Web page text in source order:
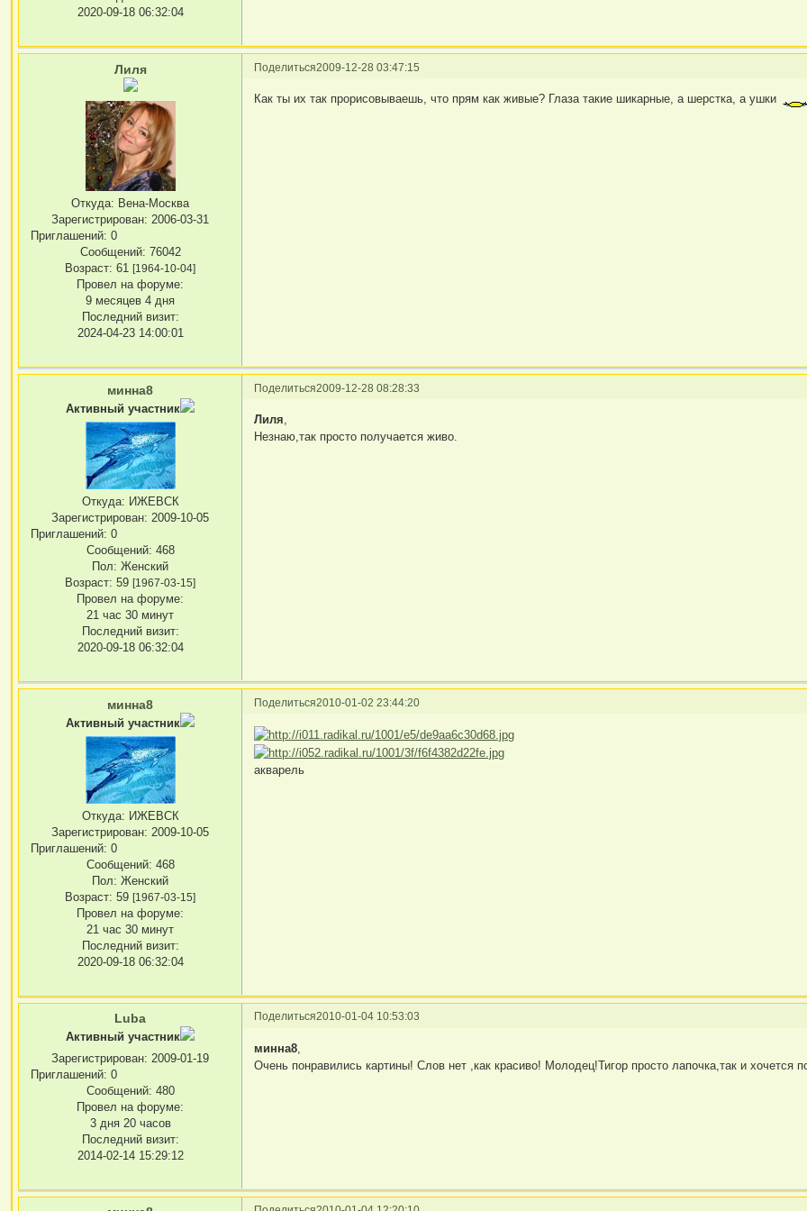
2020-09-18 06:32:04
Поделиться2009-12-28 03:47:15
Лиля
Откуда: Вена-Москва
Зарегистрирован: 2006-03-31
Приглашений: 0
Сообщений: 76042
Возраст: 61[1964-10-04]
Провел на форуме:
9 месяцев 4 дня
Последний визит:
2024-04-23 14:00:01
Как ты их так прорисовываешь, что прям как живые? Глаза такие шикарные, а шерстка, а ушки
Поделиться2009-12-28 08:28:33
минна8
Активный участник
Откуда: ИЖЕВСК
Зарегистрирован: 2009-10-05
Приглашений: 0
Сообщений: 468
Пол: Женский
Возраст: 59[1967-03-15]
Провел на форуме:
21 час 30 минут
Последний визит:
2020-09-18 06:32:04
Лиля,
Незнаю,так просто получается живо.
Поделиться2010-01-02 23:44:20
минна8
Активный участник
Откуда: ИЖЕВСК
Зарегистрирован: 2009-10-05
Приглашений: 0
Сообщений: 468
Пол: Женский
Возраст: 59[1967-03-15]
Провел на форуме:
21 час 30 минут
Последний визит:
2020-09-18 06:32:04
акварель
Поделиться2010-01-04 10:53:03
Luba
Активный участник
Зарегистрирован: 2009-01-19
Приглашений: 0
Сообщений: 480
Провел на форуме:
3 дня 20 часов
Последний визит:
2014-02-14 15:29:12
минна8
Очень понравились картины! Слов нет ,как красиво! Молодец!Тигор просто лапочка,так и хочется